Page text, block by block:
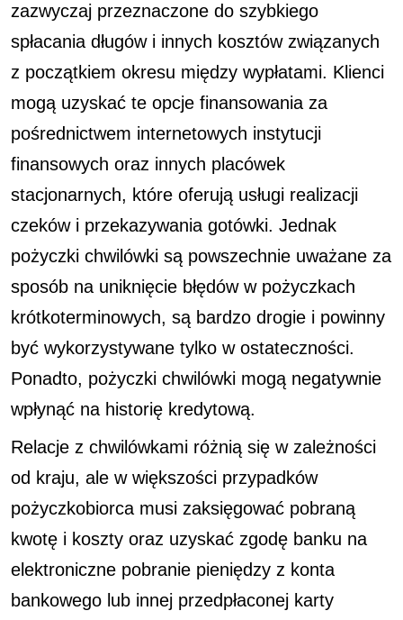
zazwyczaj przeznaczone do szybkiego
spłacania długów i innych kosztów związanych
z początkiem okresu między wypłatami. Klienci
mogą uzyskać te opcje finansowania za
pośrednictwem internetowych instytucji
finansowych oraz innych placówek
stacjonarnych, które oferują usługi realizacji
czeków i przekazywania gotówki. Jednak
pożyczki chwilówki są powszechnie uważane za
sposób na uniknięcie błędów w pożyczkach
krótkoterminowych, są bardzo drogie i powinny
być wykorzystywane tylko w ostateczności.
Ponadto, pożyczki chwilówki mogą negatywnie
wpłynąć na historię kredytową.
Relacje z chwilówkami różnią się w zależności
od kraju, ale w większości przypadków
pożyczkobiorca musi zaksięgować pobraną
kwotę i koszty oraz uzyskać zgodę banku na
elektroniczne pobranie pieniędzy z konta
bankowego lub innej przedpłaconej karty